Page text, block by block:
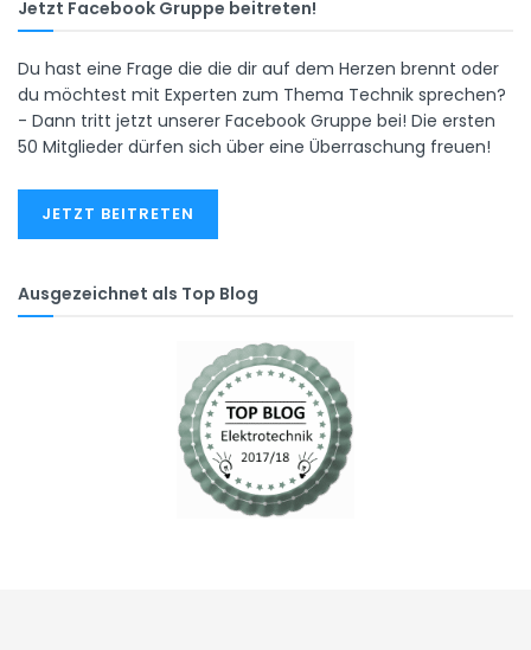
Jetzt Facebook Gruppe beitreten!
Du hast eine Frage die die dir auf dem Herzen brennt oder
du möchtest mit Experten zum Thema Technik sprechen?
- Dann tritt jetzt unserer Facebook Gruppe bei! Die ersten
50 Mitglieder dürfen sich über eine Überraschung freuen!
JETZT BEITRETEN
Ausgezeichnet als Top Blog